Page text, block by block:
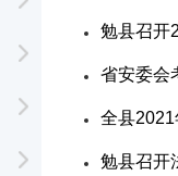
勉县召开
省安委会
全县
勉县召开